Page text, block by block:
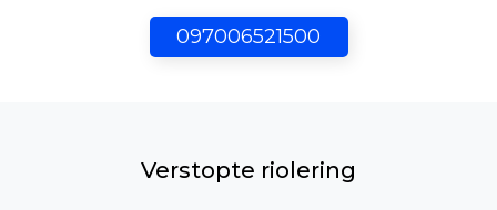
097006521500
Verstopte riolering